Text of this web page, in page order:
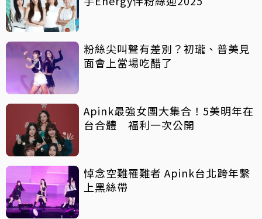
粉絲尖叫聲有差別？初瓏、普美見
面會上當場吃醋了
Apink最強女團大集合！5美明年在
台合體 福利一次公開
悼念空難罹難者 Apink台北跨年繫
上黑絲帶